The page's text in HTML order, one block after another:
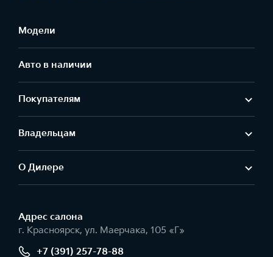
Модели
Авто в наличии
Покупателям
Владельцам
О Дилере
Адрес салонa
г. Красноярск, ул. Маерчака, 105 «Г»
+7 (391) 257-78-88